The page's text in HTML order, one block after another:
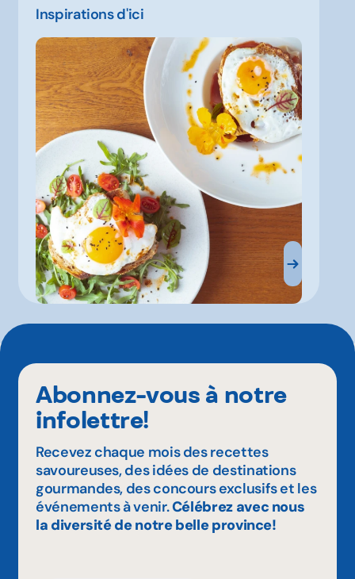
Inspirations d'ici
Abonnez-vous à notre
infolettre!
Recevez chaque mois des recettes
savoureuses, des idées de destinations
gourmandes, des concours exclusifs et les
événements à venir.Célébrez avec nous
la diversité de notre belle province!